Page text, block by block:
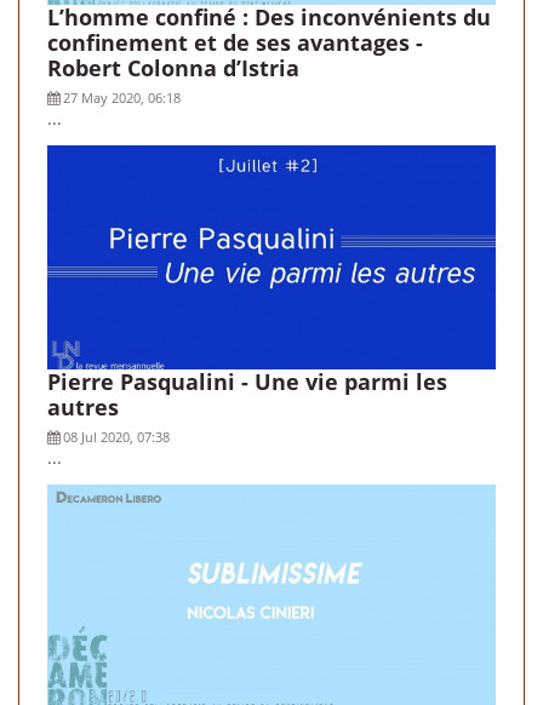
L’homme confiné : Des inconvénients du
confinement et de ses avantages -
Robert Colonna d’Istria
27 May 2020, 06:18
...
Pierre Pasqualini - Une vie parmi les
autres
08 Jul 2020, 07:38
...